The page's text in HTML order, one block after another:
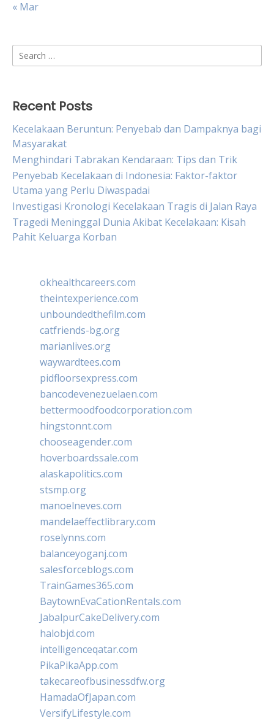
« Mar
Search
for:
Recent Posts
Kecelakaan Beruntun: Penyebab dan Dampaknya bagi
Masyarakat
Menghindari Tabrakan Kendaraan: Tips dan Trik
Penyebab Kecelakaan di Indonesia: Faktor-faktor
Utama yang Perlu Diwaspadai
Investigasi Kronologi Kecelakaan Tragis di Jalan Raya
Tragedi Meninggal Dunia Akibat Kecelakaan: Kisah
Pahit Keluarga Korban
okhealthcareers.com
theintexperience.com
unboundedthefilm.com
catfriends-bg.org
marianlives.org
waywardtees.com
pidfloorsexpress.com
bancodevenezuelaen.com
bettermoodfoodcorporation.com
hingstonnt.com
chooseagender.com
hoverboardssale.com
alaskapolitics.com
stsmp.org
manoelneves.com
mandelaeffectlibrary.com
roselynns.com
balanceyoganj.com
salesforceblogs.com
TrainGames365.com
BaytownEvaCationRentals.com
JabalpurCakeDelivery.com
halobjd.com
intelligenceqatar.com
PikaPikaApp.com
takecareofbusinessdfw.org
HamadaOfJapan.com
VersifyLifestyle.com